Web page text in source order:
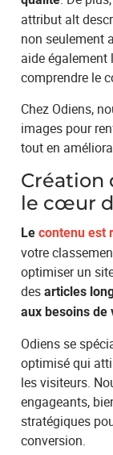
attribut alt
non seulement
aide également
comprendre le
Chez Odiens,
images pour
tout en
Création
le cœur
Lecontenu est
votre
optimiser un
desarticles
aux besoins de
Odiens se
optimisé qui
les visiteurs.
engageants,
stratégiques
conversion.